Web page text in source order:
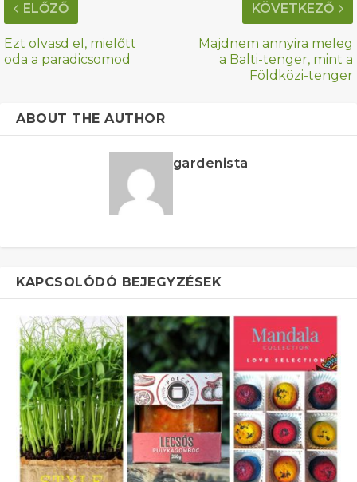
ELŐZŐ
Ezt olvasd el, mielőtt
oda a paradicsomod
KÖVETKEZŐ
Majdnem annyira meleg
a Balti-tenger, mint a
Földközi-tenger
ABOUT THE AUTHOR
gardenista
KAPCSOLÓDÓ BEJEGYZÉSEK